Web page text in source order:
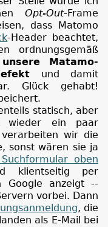
Opt-Out-Frame
dass Matomo
-Header beachtet,
ordnungsgemäß
Matamo-
und damit
Glück gehabt!
statisch, aber
ein paar
verarbeiten wir die
sonst wären sie ja
oben
klientseitig per
Google anzeigt --
vorbei. Dann
, die
als E-Mail bei